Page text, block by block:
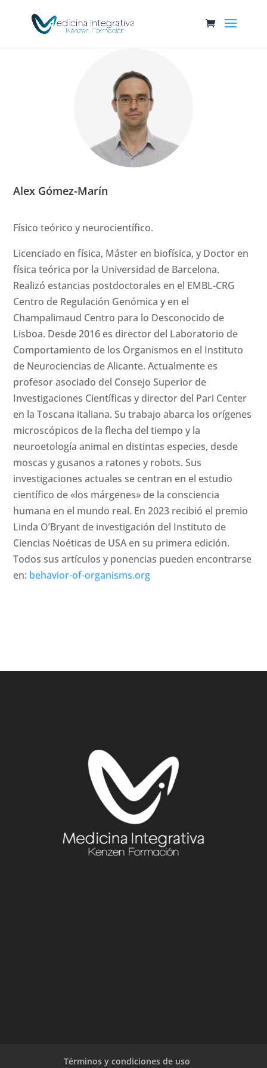
Alex Gómez-Marín
Físico teórico y neurocientífico.
Licenciado en física, Máster en biofísica, y Doctor en
física teórica por la Universidad de Barcelona.
Realizó estancias postdoctorales en el EMBL-CRG
Centro de Regulación Genómica y en el
Champalimaud Centro para lo Desconocido de
Lisboa. Desde 2016 es director del Laboratorio de
Comportamiento de los Organismos en el Instituto
de Neurociencias de Alicante. Actualmente es
profesor asociado del Consejo Superior de
Investigaciones Científicas y director del Pari Center
en la Toscana italiana. Su trabajo abarca los orígenes
microscópicos de la flecha del tiempo y la
neuroetología animal en distintas especies, desde
moscas y gusanos a ratones y robots. Sus
investigaciones actuales se centran en el estudio
científico de «los márgenes» de la consciencia
humana en el mundo real. En 2023 recibió el premio
Linda O’Bryant de investigación del Instituto de
Ciencias Noéticas de USA en su primera edición.
Todos sus artículos y ponencias pueden encontrarse
en: behavior-of-organisms.org
Términos y condiciones de uso